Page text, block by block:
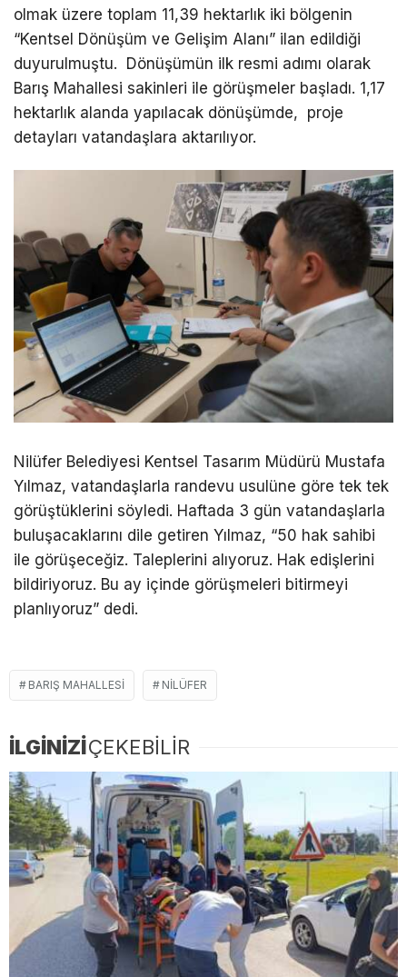
olmak üzere toplam 11,39 hektarlık iki bölgenin
“Kentsel Dönüşüm ve Gelişim Alanı” ilan edildiği
duyurulmuştu. Dönüşümün ilk resmi adımı olarak
Barış Mahallesi sakinleri ile görüşmeler başladı. 1,17
hektarlık alanda yapılacak dönüşümde, proje
detayları vatandaşlara aktarılıyor.
Nilüfer Belediyesi Kentsel Tasarım Müdürü Mustafa
Yılmaz, vatandaşlarla randevu usulüne göre tek tek
görüştüklerini söyledi. Haftada 3 gün vatandaşlarla
buluşacaklarını dile getiren Yılmaz, “50 hak sahibi
ile görüşeceğiz. Taleplerini alıyoruz. Hak edişlerini
bildiriyoruz. Bu ay içinde görüşmeleri bitirmeyi
planlıyoruz” dedi.
BARIŞ MAHALLESI NILÜFER
İLGİNİZİÇEKEBİLİR